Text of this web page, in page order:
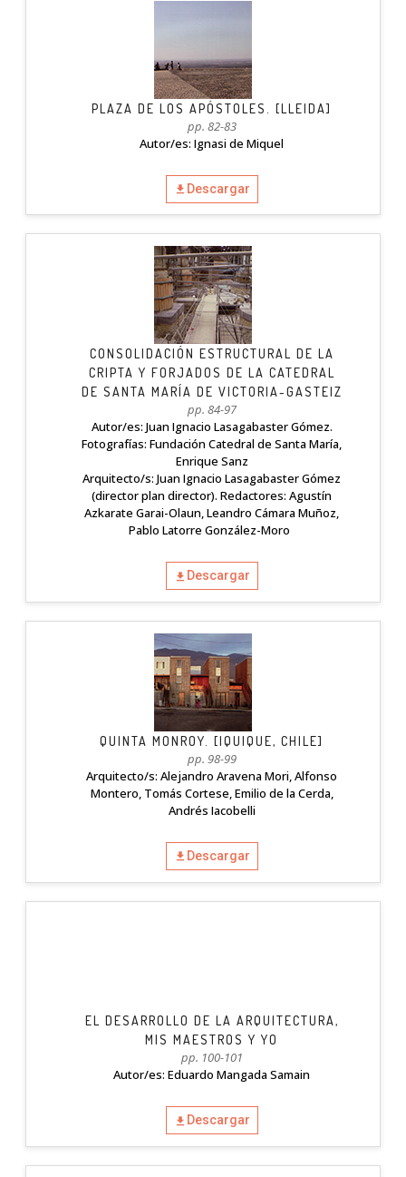
PLAZA DE LOS APÓSTOLES. [LLEIDA]
pp. 82-83
Autor/es: Ignasi de Miquel
Descargar
CONSOLIDACIÓN ESTRUCTURAL DE LA
CRIPTA Y FORJADOS DE LA CATEDRAL
DE SANTA MARÍA DE VICTORIA-GASTEIZ
pp. 84-97
Autor/es: Juan Ignacio Lasagabaster Gómez.
Fotografías: Fundación Catedral de Santa María,
Enrique Sanz
Arquitecto/s: Juan Ignacio Lasagabaster Gómez
(director plan director). Redactores: Agustín
Azkarate Garai-Olaun, Leandro Cámara Muñoz,
Pablo Latorre González-Moro
Descargar
QUINTA MONROY. [IQUIQUE, CHILE]
pp. 98-99
Arquitecto/s: Alejandro Aravena Mori, Alfonso
Montero, Tomás Cortese, Emilio de la Cerda,
Andrés Iacobelli
Descargar
EL DESARROLLO DE LA ARQUITECTURA,
MIS MAESTROS Y YO
pp. 100-101
Autor/es: Eduardo Mangada Samain
Descargar